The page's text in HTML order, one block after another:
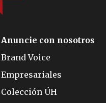
Anuncie con nosotros
Brand Voice
Empresariales
Colección ÚH